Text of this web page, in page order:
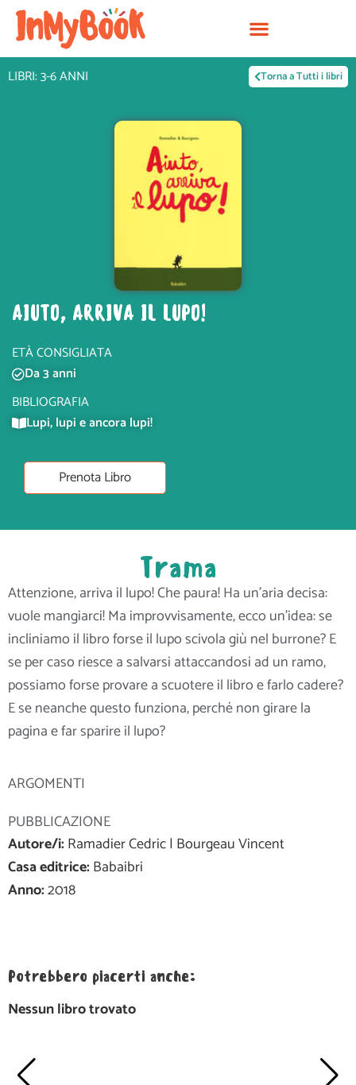
Vai
contenuto
LIBRI: 3-6 ANNI Torna a Tutti i libri
AIUTO, ARRIVA IL LUPO!
ETÀ CONSIGLIATA
Da 3 anni
BIBLIOGRAFIA
Lupi, lupi e ancora lupi!
Prenota Libro
PUBBLICAZIONE
Autore/i:Ramadier Cedric | Bourgeau Vincent
Casa editrice:Babaibri
Anno:2018
Trama
Attenzione, arriva il lupo! Che paura! Ha un’aria decisa:
vuole mangiarci! Ma improvvisamente, ecco un’idea: se
incliniamo il libro forse il lupo scivola giù nel burrone? E
se per caso riesce a salvarsi attaccandosi ad un ramo,
possiamo forse provare a scuotere il libro e farlo cadere?
E se neanche questo funziona, perché non girare la
pagina e far sparire il lupo?
ARGOMENTI
Potrebbero piacerti anche:
Nessun libro trovato